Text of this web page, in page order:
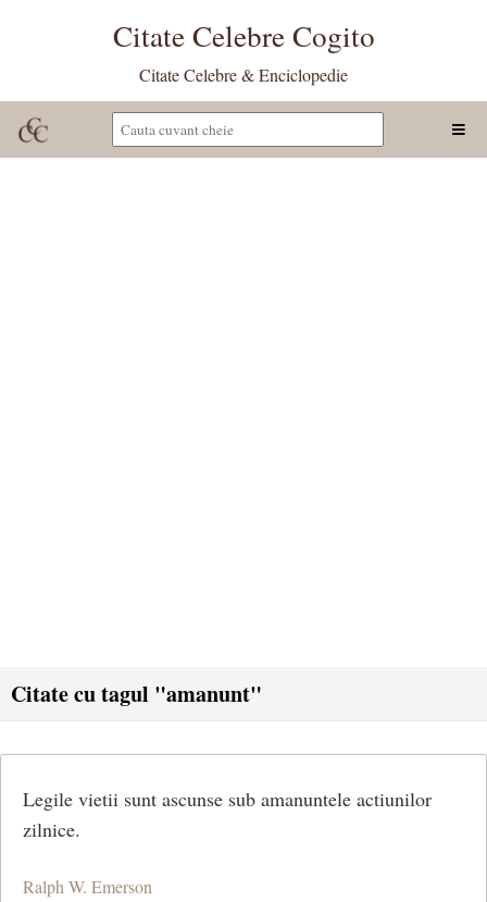
Citate Celebre Cogito
Citate Celebre & Enciclopedie
Citate cu tagul "amanunt"
Legile vietii sunt ascunse sub amanuntele actiunilor
zilnice.
Ralph W. Emerson